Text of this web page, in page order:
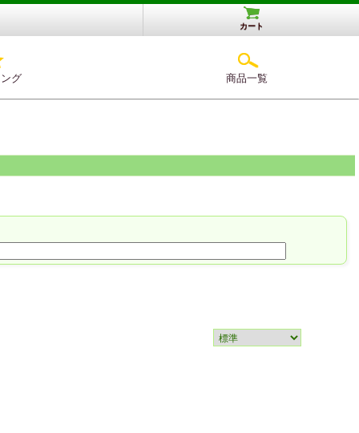
カート
グ 商品一覧